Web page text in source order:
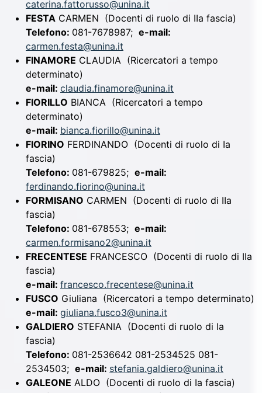
caterina.fattorusso@unina.it
FESTA CARMEN (Docenti di ruolo di IIa fascia)
Telefono: 081-7678987; e-mail:
carmen.festa@unina.it
FINAMORE CLAUDIA (Ricercatori a tempo
determinato)
e-mail: claudia.finamore@unina.it
FIORILLO BIANCA (Ricercatori a tempo
determinato)
e-mail: bianca.fiorillo@unina.it
FIORINO FERDINANDO (Docenti di ruolo di Ia
fascia)
Telefono: 081-679825; e-mail:
ferdinando.fiorino@unina.it
FORMISANO CARMEN (Docenti di ruolo di IIa
fascia)
Telefono: 081-678553; e-mail:
carmen.formisano2@unina.it
FRECENTESE FRANCESCO (Docenti di ruolo di IIa
fascia)
e-mail: francesco.frecentese@unina.it
FUSCO Giuliana (Ricercatori a tempo determinato)
e-mail: giuliana.fusco3@unina.it
GALDIERO STEFANIA (Docenti di ruolo di Ia
fascia)
Telefono: 081-2536642 081-2534525 081-
2534503; e-mail: stefania.galdiero@unina.it
GALEONE ALDO (Docenti di ruolo di Ia fascia)